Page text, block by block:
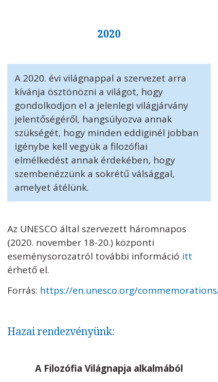
2020
A 2020. évi világnappal a szervezet arra
kívánja ösztönözni a világot, hogy
gondolkodjon el a jelenlegi világjárvány
jelentőségéről, hangsúlyozva annak
szükségét, hogy minden eddiginél jobban
igénybe kell vegyük a filozófiai
elmélkedést annak érdekében, hogy
szembenézzünk a sokrétű válsággal,
amelyet átélünk.
Az UNESCO által szervezett háromnapos
(2020. november 18-20.) központi
eseménysorozatról további információ itt
érhető el.
Forrás: https://en.unesco.org/
Hazai rendezvényünk:
A Filozófia Világnapja alkalmából